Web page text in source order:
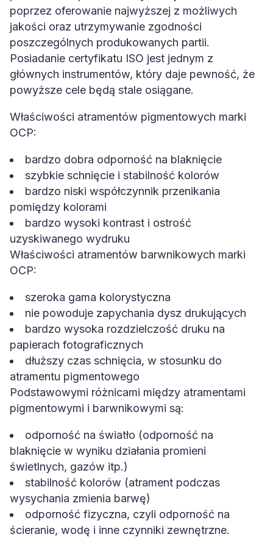
poprzez oferowanie najwyższej z możliwych
jakości oraz utrzymywanie zgodności
poszczególnych produkowanych partii.
Posiadanie certyfikatu ISO jest jednym z
głównych instrumentów, który daje pewność, że
powyższe cele będą stale osiągane.
Właściwości atramentów pigmentowych marki
OCP:
bardzo dobra odporność na blaknięcie
szybkie schnięcie i stabilność kolorów
bardzo niski współczynnik przenikania
pomiędzy kolorami
bardzo wysoki kontrast i ostrość
uzyskiwanego wydruku
Właściwości atramentów barwnikowych marki
OCP:
szeroka gama kolorystyczna
nie powoduje zapychania dysz drukujących
bardzo wysoka rozdzielczość druku na
papierach fotograficznych
dłuższy czas schnięcia, w stosunku do
atramentu pigmentowego
Podstawowymi różnicami między atramentami
pigmentowymi i barwnikowymi są:
odporność na światło (odporność na
blaknięcie w wyniku działania promieni
świetlnych, gazów itp.)
stabilność kolorów (atrament podczas
wysychania zmienia barwę)
odporność fizyczna, czyli odporność na
ścieranie, wodę i inne czynniki zewnętrzne.